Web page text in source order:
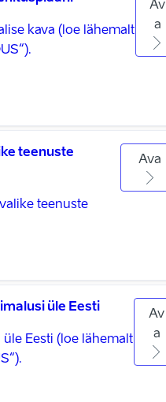
kava (loe lähemalt
Av
a
teenuste
teenuste
Ava
üle Eesti
Eesti (loe lähemalt
Av
a